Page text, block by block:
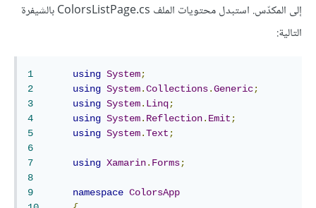
إلى المكدّس. استبدل محتويات الملف ColorsListPage.cs بالشيفرة
التالية:
1 using System;
2
using System.Collections.Generic;
3
using System. Linq;
4
using System. Reflection. Emit;
5
using System.Text;
6
7
using Xamarin. Forms;
8
9
namespace ColorsApp